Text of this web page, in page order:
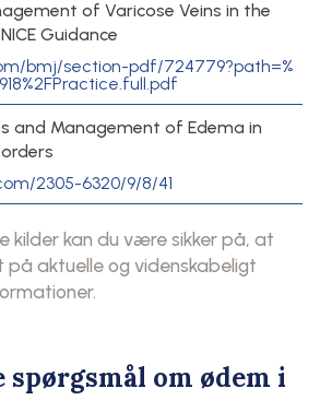
of Varicose Veins in the
Guidance
bmj/section-pdf/724779?path=%
and Management of Edema in
2305-6320/9/8/41
kilder kan du være sikker på, at
på aktuelle og videnskabeligt
om ødem i